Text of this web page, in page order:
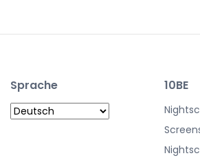
Sprache 10BE